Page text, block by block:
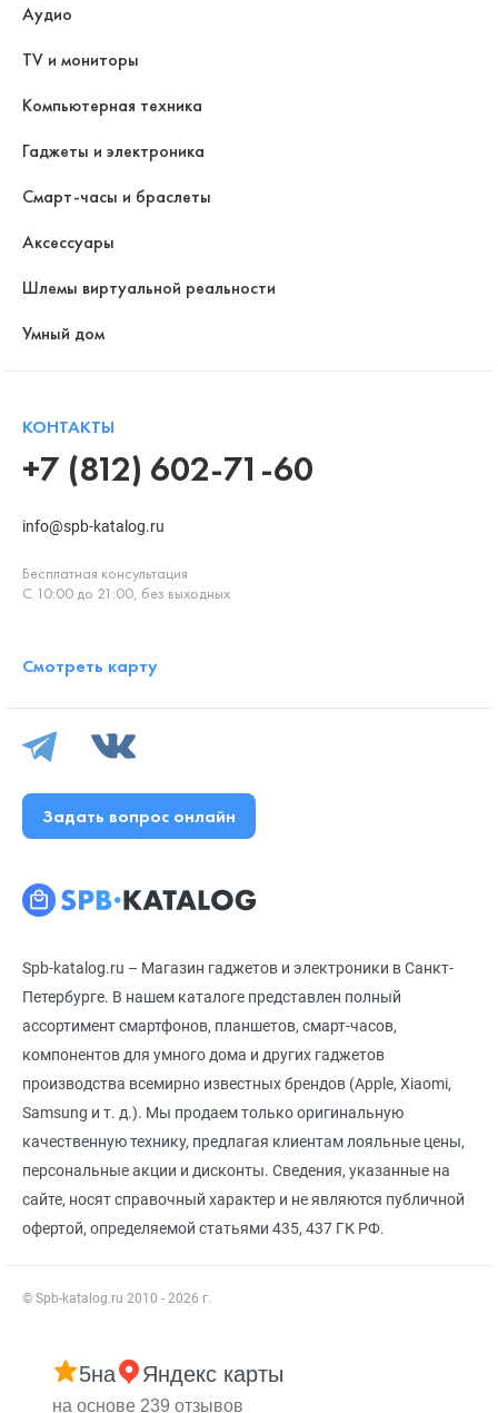
Spb-katalog.ru – Магазин гаджетов и электроники в Санкт-
Петербурге. В нашем каталоге представлен полный
ассортимент смартфонов, планшетов, смарт-часов,
компонентов для умного дома и других гаджетов
производства всемирно известных брендов (Apple, Xiaomi,
Samsung и т. д.). Мы продаем только оригинальную
качественную технику, предлагая клиентам лояльные цены,
персональные акции и дисконты. Сведения, указанные на
сайте, носят справочный характер и не являются публичной
офертой, определяемой статьями 435, 437 ГК РФ.
© Spb-katalog.ru 2010 - 2026 г.
Аудио
TV и мониторы
Компьютерная техника
Гаджеты и электроника
Смарт-часы и браслеты
Аксессуары
Шлемы виртуальной реальности
Умный дом
КОНТАКТЫ
+7 (812) 602-71-60
info@spb-katalog.ru
Бесплатная консультация
С 10:00 до 21:00, без выходных
Смотреть карту
Задать вопрос онлайн
5на Яндекс карты
на основе 239 отзывов